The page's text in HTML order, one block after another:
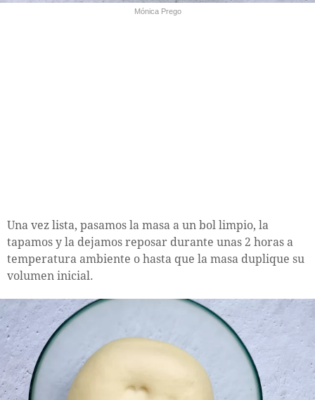
Mónica Prego
Una vez lista, pasamos la masa a un bol limpio, la
tapamos y la dejamos reposar durante unas 2 horas a
temperatura ambiente o hasta que la masa duplique su
volumen inicial.